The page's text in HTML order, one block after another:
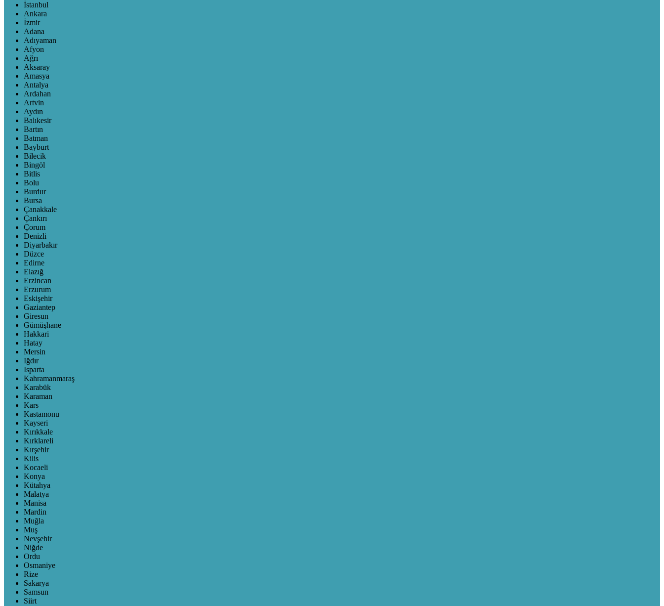
İstanbul
Ankara
İzmir
Adana
Adıyaman
Afyon
Ağrı
Aksaray
Amasya
Antalya
Ardahan
Artvin
Aydın
Balıkesir
Bartın
Batman
Bayburt
Bilecik
Bingöl
Bitlis
Bolu
Burdur
Bursa
Çanakkale
Çankırı
Çorum
Denizli
Diyarbakır
Düzce
Edirne
Elazığ
Erzincan
Erzurum
Eskişehir
Gaziantep
Giresun
Gümüşhane
Hakkari
Hatay
Mersin
Iğdır
Isparta
Kahramanmaraş
Karabük
Karaman
Kars
Kastamonu
Kayseri
Kırıkkale
Kırklareli
Kırşehir
Kilis
Kocaeli
Konya
Kütahya
Malatya
Manisa
Mardin
Muğla
Muş
Nevşehir
Niğde
Ordu
Osmaniye
Rize
Sakarya
Samsun
Siirt